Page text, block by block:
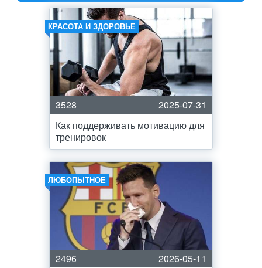
КРАСОТА И ЗДОРОВЬЕ
3528
2025-07-31
Как поддерживать мотивацию для
тренировок
ЛЮБОПЫТНОЕ
2496
2026-05-11